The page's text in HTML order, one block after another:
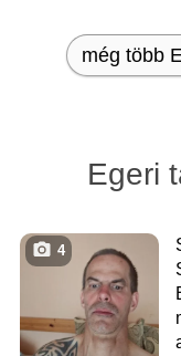
még több
Egeri
4